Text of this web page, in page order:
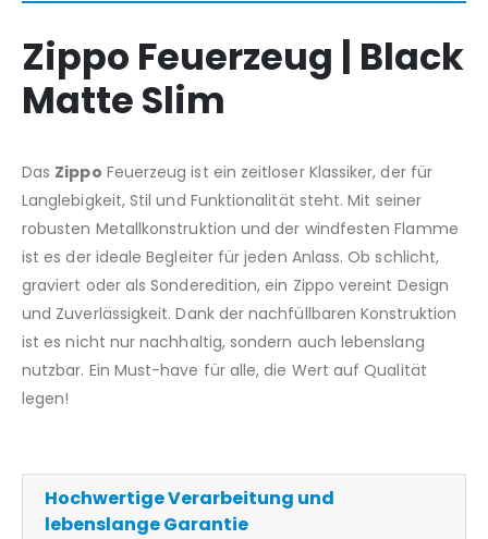
Zippo Feuerzeug | Black
Matte Slim
Das Zippo Feuerzeug ist ein zeitloser Klassiker, der für
Langlebigkeit, Stil und Funktionalität steht. Mit seiner
robusten Metallkonstruktion und der windfesten Flamme
ist es der ideale Begleiter für jeden Anlass. Ob schlicht,
graviert oder als Sonderedition, ein Zippo vereint Design
und Zuverlässigkeit. Dank der nachfüllbaren Konstruktion
ist es nicht nur nachhaltig, sondern auch lebenslang
nutzbar. Ein Must-have für alle, die Wert auf Qualität
legen!
Hochwertige Verarbeitung und
lebenslange Garantie